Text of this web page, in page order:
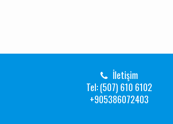
İletişim
Tel: (507) 610 6102
+905386072403